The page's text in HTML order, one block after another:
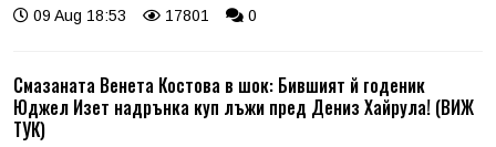
09 Aug 18:53 17801 0
Смазаната Венета Костова в шок: Бившият й годеник
Юджел Изет надрънка куп лъжи пред Дениз Хайрула! (ВИЖ
ТУК)